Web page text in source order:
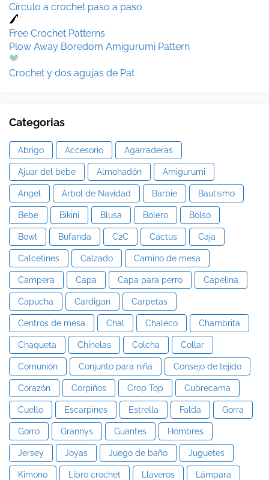
Círculo a crochet paso a paso
Free Crochet Patterns
Plow Away Boredom Amigurumi Pattern
Crochet y dos agujas de Pat
Categorias
Abrigo Accesorio Agarraderas
Ajuar del bebe Almohadón Amigurumi
Angel Arbol de Navidad Barbie Bautismo
Bebe Bikini Blusa Bolero Bolso
Bowl Bufanda C2C Cactus Caja
Calcetines Calzado Camino de mesa
Campera Capa Capa para perro Capelina
Capucha Cardigan Carpetas
Centros de mesa Chal Chaleco Chambrita
Chaqueta Chinelas Colcha Collar
Comunión Conjunto para niña Consejo de tejido
Corazón Corpiños Crop Top Cubrecama
Cuello Escarpines Estrella Falda Gorra
Gorro Grannys Guantes Hombres
Jersey Joyas Juego de baño Juguetes
Kimono Libro crochet Llaveros Lámpara